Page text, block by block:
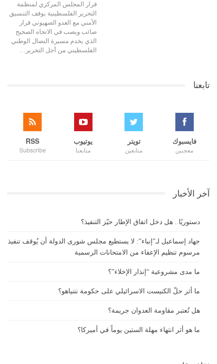
قرار المجلس المركزي لمنظمة
التحرير الفلسطينية بوقف التنسيق
الأمني مع العدو الصهيوني قرار
صائب ويصب في الاتجاه الصحيح
الذي يخدم مسيرة النضال الوطني
الفلسطيني من أجل التحرير…
تابعنا
فايسبوك
معجبين
تويتر
متابعين
يوتيوب
متابعنا
RSS
Subscribe
آخر الأخبار
دستوريًا.. هل دخل اتفاق الإطار حيّز التنفيذ؟
جهاد إسماعيل لـ”إنباء”: لا يستطيع مجلس شورى الدولة أن يُوقف تنفيذ
مرسوم تنظيم الإعفاء من الامتحانات الرسمية
ما مدى مشروعية “إنذار الإخلاء”؟
ما أثر حلّ الكنيست الاسرائيلي على حكومة نتنياهو؟
هل تُعتبر مقاومة العدوان جريمة؟
ما هو أثر انتهاء مهلة الستين يوماً في أميركا؟